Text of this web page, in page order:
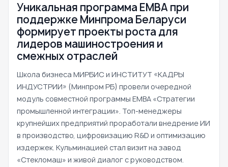
Уникальная программа ЕМВА при
поддержке Минпрома Беларуси
формирует проекты роста для
лидеров машиностроения и
смежных отраслей
Школа бизнеса МИРБИС и ИНСТИТУТ «КАДРЫ
ИНДУСТРИИ» (Минпром РБ) провели очередной
модуль совместной программы EMBA «Стратегии
промышленной интеграции». Топ-менеджеры
крупнейших предприятий проработали внедрение ИИ
в производство, цифровизацию R&D и оптимизацию
издержек. Кульминацией стал визит на завод
«Стекломаш» и живой диалог с руководством.